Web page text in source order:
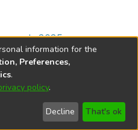
de 2025
de Córdoba
information for the
Preferences,
.
policy.
Decline That's ok